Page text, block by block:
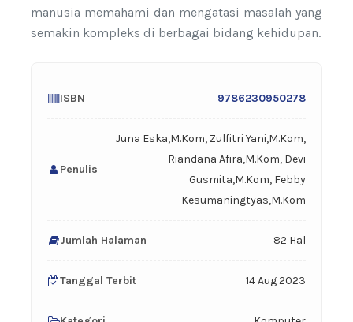
manusia memahami dan mengatasi masalah yang
semakin kompleks di berbagai bidang kehidupan.
ISBN 9786230950278
Penulis
Juna Eska,M.Kom, Zulfitri Yani,M.Kom,
Riandana Afira,M.Kom, Devi
Gusmita,M.Kom, Febby
Kesumaningtyas,M.Kom
Jumlah Halaman 82 Hal
Tanggal Terbit 14 Aug 2023